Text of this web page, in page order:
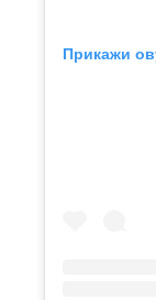
Прикажи